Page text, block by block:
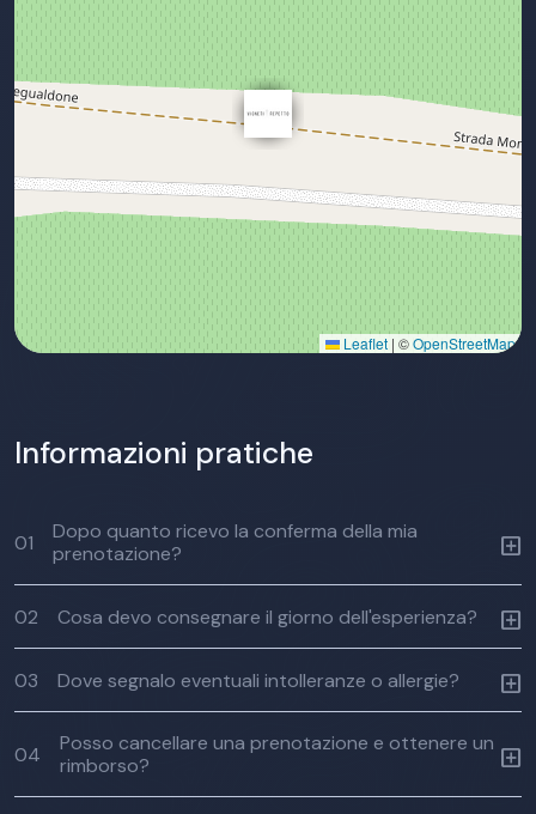
Leaflet | ©OpenStreetMap
Informazioni pratiche
01
Dopo quanto ricevo la conferma della mia
prenotazione?
02 Cosa devo consegnare il giorno dell'esperienza?
03 Dove segnalo eventuali intolleranze o allergie?
04
Posso cancellare una prenotazione e ottenere un
rimborso?